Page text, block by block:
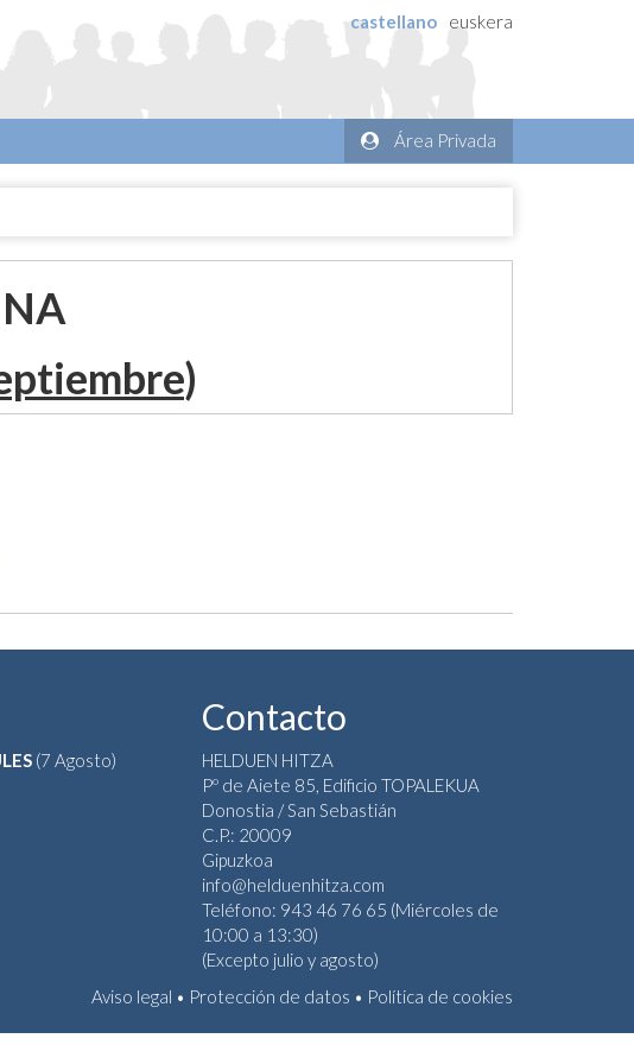
castellano euskera
Área Privada
)
(7 Agosto)
Contacto
HELDUEN HITZA
Pº de Aiete 85, Edificio TOPALEKUA
Donostia / San Sebastián
C.P.: 20009
Gipuzkoa
info@helduenhitza.com
Teléfono: 943 46 76 65 (Miércoles de
10:00 a 13:30)
(Excepto julio y agosto)
Aviso legal • Protección de datos • Política de cookies